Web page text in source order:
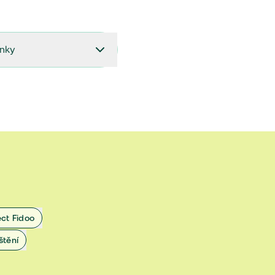
do 31.10.2022
do 8.7.2020
do 31.10.2019
Fidoo